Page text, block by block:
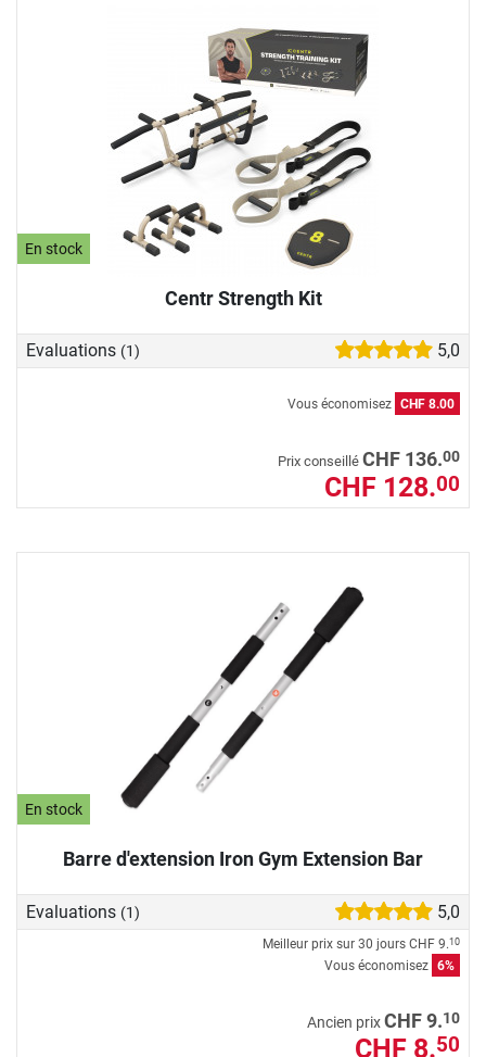
En stock
Centr Strength Kit
Evaluations (1) 5,0
Vous économisez CHF 8.00
Prix conseillé CHF 136.00
CHF 128.00
En stock
Barre d'extension Iron Gym Extension Bar
Evaluations (1) 5,0
Meilleur prix sur 30 jours CHF 9.10
Vous économisez 6%
Ancien prixCHF 9.10
CHF 8.50